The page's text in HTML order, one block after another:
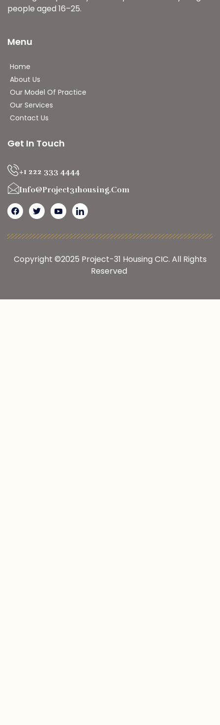
people aged 16–25.
Menu
Home
About Us
Our Model Of Practice
Our Services
Contact Us
Get In Touch
+1 222 333 4444
Info@project31housing.com
Copyright ©2025 Project-31 Housing CIC. All Rights
Reserved